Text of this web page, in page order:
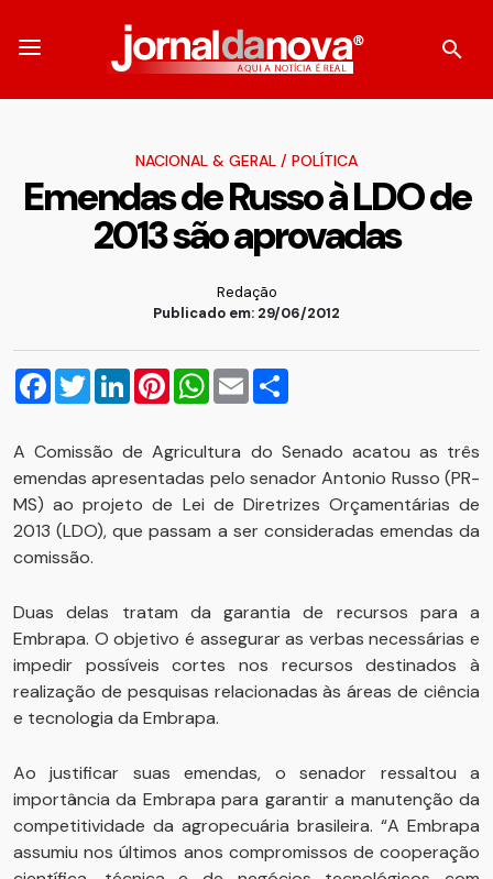
NACIONAL & GERAL / POLÍTICA
Emendas de Russo à LDO de
2013 são aprovadas
Redação
Publicado em: 29/06/2012
Facebook
TwitterLinkedInPinterestWhatsApp
Email
A Comissão de Agricultura do Senado acatou as três
emendas apresentadas pelo senador Antonio Russo (PR-
MS) ao projeto de Lei de Diretrizes Orçamentárias de
2013 (LDO), que passam a ser consideradas emendas da
comissão.
Duas delas tratam da garantia de recursos para a
Embrapa. O objetivo é assegurar as verbas necessárias e
impedir possíveis cortes nos recursos destinados à
realização de pesquisas relacionadas às áreas de ciência
e tecnologia da Embrapa.
Ao justificar suas emendas, o senador ressaltou a
importância da Embrapa para garantir a manutenção da
competitividade da agropecuária brasileira. “A Embrapa
assumiu nos últimos anos compromissos de cooperação